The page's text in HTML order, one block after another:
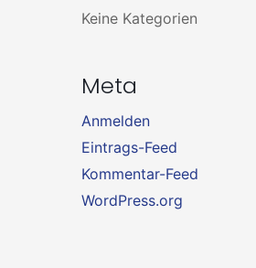
Keine Kategorien
Meta
Anmelden
Eintrags-Feed
Kommentar-Feed
WordPress.org